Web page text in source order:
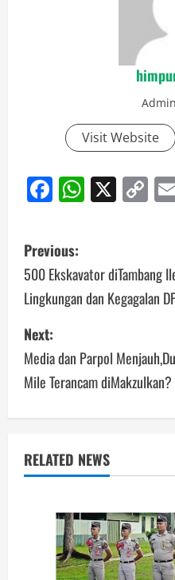
Visit Website
Facebook
X
Post
navigation
Previous:
500 Ekskavator diTambang
Lingkungan dan Kegagalan
Next:
Media dan Parpol
Mile Terancam diMakzulkan?
RELATED NEWS